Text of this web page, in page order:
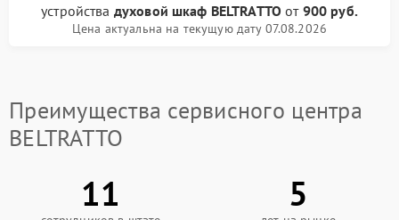
устройства духовой шкаф BELTRATTO от 900 руб.
Цена актуальна на текущую дату 07.08.2026
Преимущества сервисного центра
BELTRATTO
11 5